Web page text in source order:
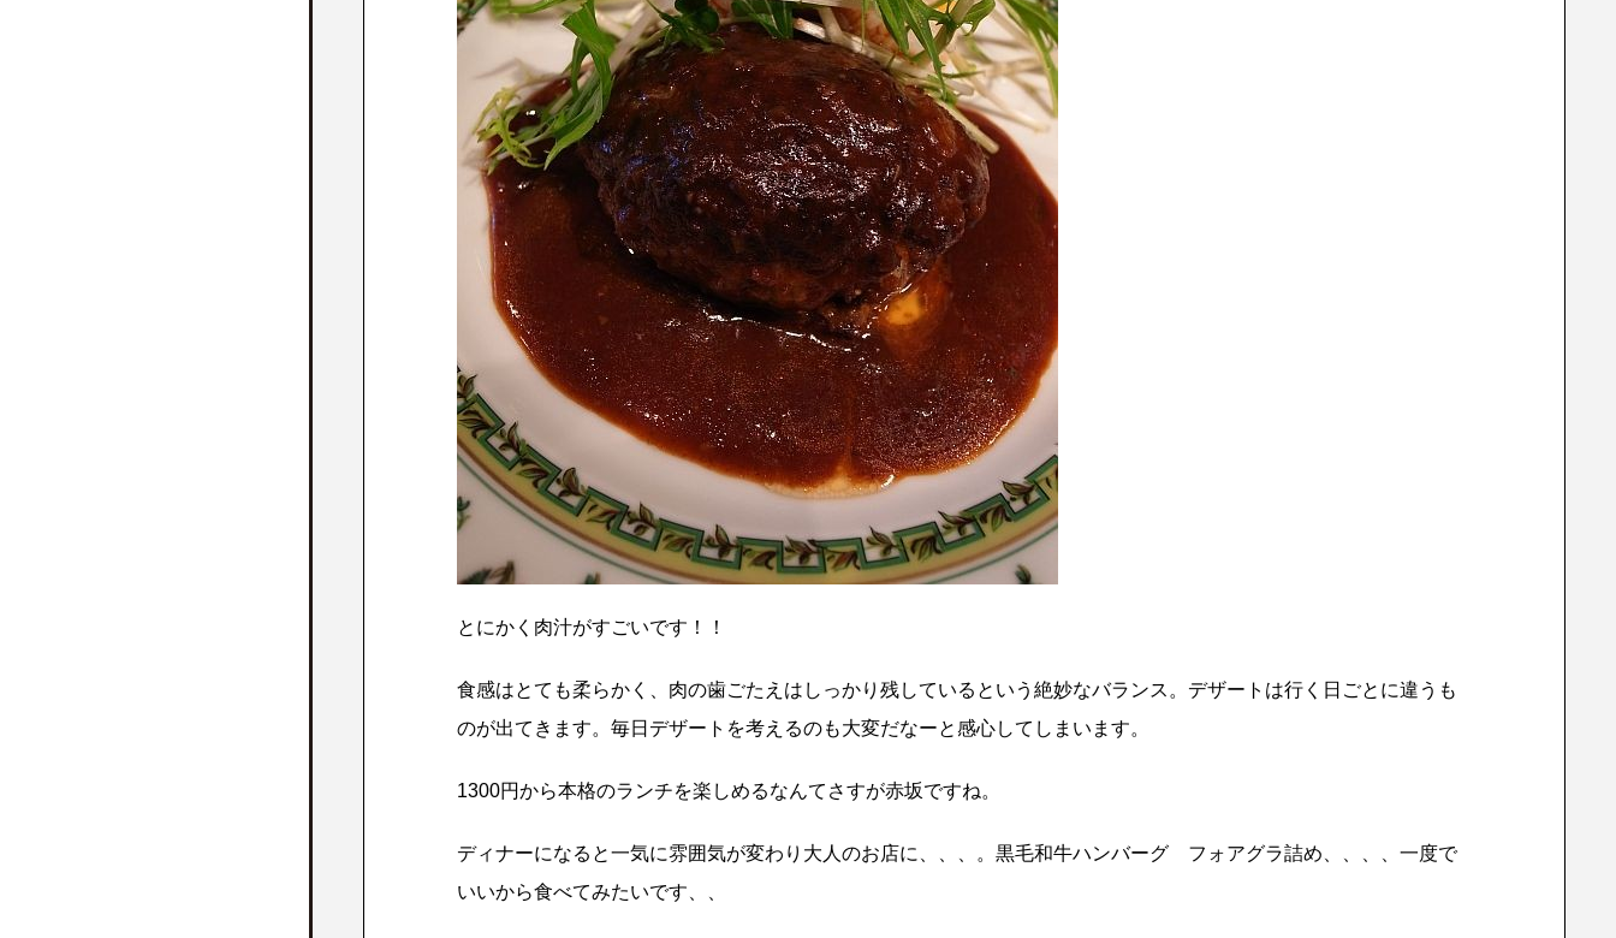
とにかく肉汁がすごいです！！
食感はとても柔らかく、肉の歯ごたえはしっかり残しているという絶妙なバランス。デザートは行く日ごとに違うも
のが出てきます。毎日デザートを考えるのも大変だなーと感心してしまいます。
1300円から本格のランチを楽しめるなんてさすが赤坂ですね。
ディナーになると一気に雰囲気が変わり大人のお店に、、、。黒毛和牛ハンバーグ フォアグラ詰め、、、、一度で
いいから食べてみたいです、、